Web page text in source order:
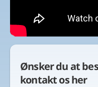
Ønsker du at
kontakt os her